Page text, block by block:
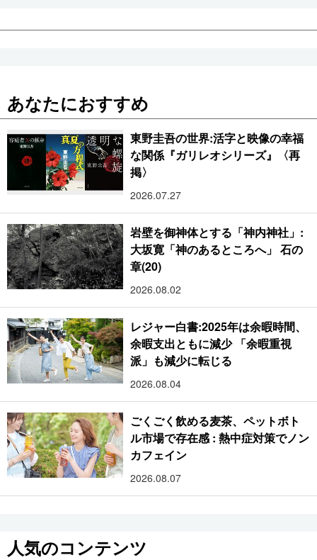
あなたにおすすめ
東野圭吾の世界:活字と映像の幸福
な関係『ガリレオシリーズ』〈再
掲〉
2026.07.27
岩壁を御神体とする「神内神社」:
大坂寛「神のあるところへ」 石の
章(20)
2026.08.02
レジャー白書:2025年は余暇時間、
余暇支出ともに減少 「余暇重視
派」も減少に転じる
2026.08.04
ごくごく飲める麦茶、ペットボト
ル市場で存在感 : 熱中症対策でノン
カフェイン
2026.08.07
人気のコンテンツ